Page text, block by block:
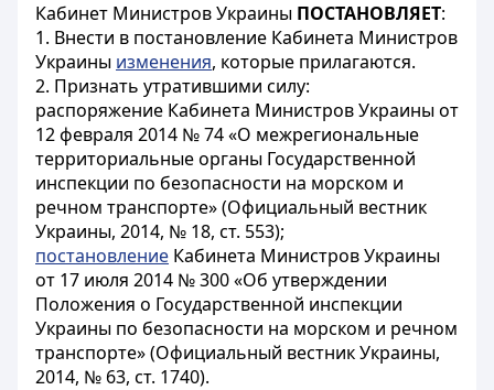
Кабинет Министров Украины ПОСТАНОВЛЯЕТ:
1. Внести в постановление Кабинета Министров
Украины изменения, которые прилагаются.
2. Признать утратившими силу:
распоряжение Кабинета Министров Украины от
12 февраля 2014 № 74«О межрегиональные
территориальные органы Государственной
инспекции по безопасности на морском и
речном транспорте» (Официальный вестник
Украины, 2014, № 18, ст. 553);
постановление Кабинета Министров Украины
от 17 июля 2014 № 300«Об утверждении
Положения о Государственной инспекции
Украины по безопасности на морском и речном
транспорте» (Официальный вестник Украины,
2014, № 63, ст. 1740).